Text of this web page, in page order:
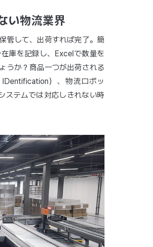
い物流業界
管して、出荷すれば完了。簡
庫を記録し、Excelで数量を
うか？商品一つが出荷される
）、物流ロボッ
ステムでは対応しきれない時